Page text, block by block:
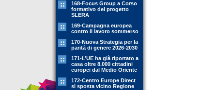
168-Focus Group a Corso
formativo del progetto
SLERA
169-Campagna europea
contro il lavoro sommerso
170-Nuova Strategia per la
parità di genere 2026-2030
171-L’UE ha già riportato a
casa oltre 8.000 cittadini
europei dal Medio Oriente
172-Centro Europe Direct
si sposta vicino Regione